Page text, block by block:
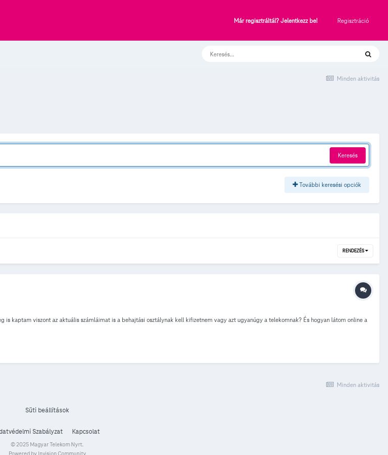
Már regisztráltál? Jelentkezz be! Regisztráció
Minden aktivitás
Keresés
További keresési opciók
RENDEZÉS
kaptam viszont az aktuális számláimat is a behajtási osztálynak kell kifizetnem vagy azt ugyanúgy a telekomnak? És hogyan látom online a
Minden aktivitás
Süti beállítások
Szabályzat Kapcsolat
© 2025 Magyar Telekom Nyrt.
Powered by Invision Community